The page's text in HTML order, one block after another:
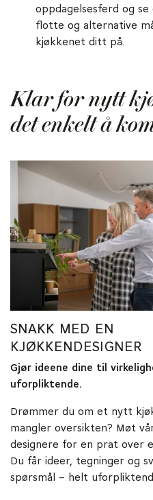
oppdagelsesferd og se
flotte og alternative
kjøkkenet ditt på.
Klar for nytt
det enkelt å
SNAKK MED EN
KJØKKENDESIGNER
Gjør ideene dine til
uforpliktende.
Drømmer du om et nytt
mangler oversikten? Møt
designere for en prat over
Du får ideer, tegninger og
spørsmål – helt